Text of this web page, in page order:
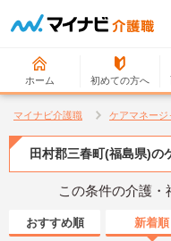
ホーム 初めての方へ
マイナビ介護職 ケアマネージ
田村郡三春町(福島県)の
この条件の介護・
おすすめ順 新着順